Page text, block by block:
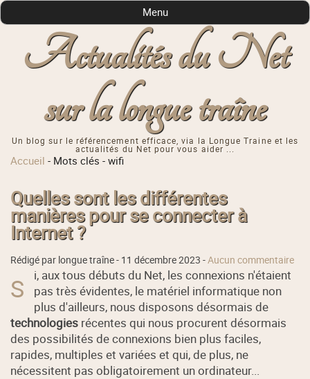
Actualités du Net
sur la longue traîne
Un blog sur le référencement efficace, via la Longue Traine et les
actualités du Net pour vous aider ...
Menu
Accueil - Mots clés -wifi
Quelles sont les différentes
manières pour se connecter à
Internet ?
Rédigé par longue traîne - 11 décembre 2023 -Aucun commentaire
S
i, aux tous débuts du Net, les connexions n'étaient
pas très évidentes, le matériel informatique non
plus d'ailleurs, nous disposons désormais de
technologies récentes qui nous procurent désormais
des possibilités de connexions bien plus faciles,
rapides, multiples et variées et qui, de plus, ne
nécessitent pas obligatoirement un ordinateur...